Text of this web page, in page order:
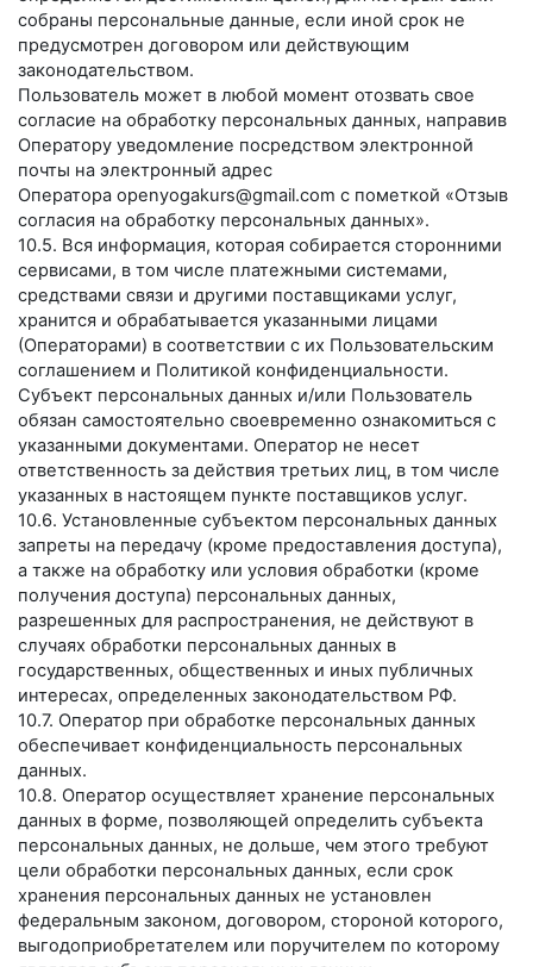
собраны персональные данные, если иной срок не
предусмотрен договором или действующим
законодательством.
Пользователь может в любой момент отозвать свое
согласие на обработку персональных данных, направив
Оператору уведомление посредством электронной
почты на электронный адрес
Оператора openyogakurs@gmail.com с пометкой «Отзыв
согласия на обработку персональных данных».
10.5. Вся информация, которая собирается сторонними
сервисами, в том числе платежными системами,
средствами связи и другими поставщиками услуг,
хранится и обрабатывается указанными лицами
(Операторами) в соответствии с их Пользовательским
соглашением и Политикой конфиденциальности.
Субъект персональных данных и/или Пользователь
обязан самостоятельно своевременно ознакомиться с
указанными документами. Оператор не несет
ответственность за действия третьих лиц, в том числе
указанных в настоящем пункте поставщиков услуг.
10.6. Установленные субъектом персональных данных
запреты на передачу (кроме предоставления доступа),
а также на обработку или условия обработки (кроме
получения доступа) персональных данных,
разрешенных для распространения, не действуют в
случаях обработки персональных данных в
государственных, общественных и иных публичных
интересах, определенных законодательством РФ.
10.7. Оператор при обработке персональных данных
обеспечивает конфиденциальность персональных
данных.
10.8. Оператор осуществляет хранение персональных
данных в форме, позволяющей определить субъекта
персональных данных, не дольше, чем этого требуют
цели обработки персональных данных, если срок
хранения персональных данных не установлен
федеральным законом, договором, стороной которого,
выгодоприобретателем или поручителем по которому